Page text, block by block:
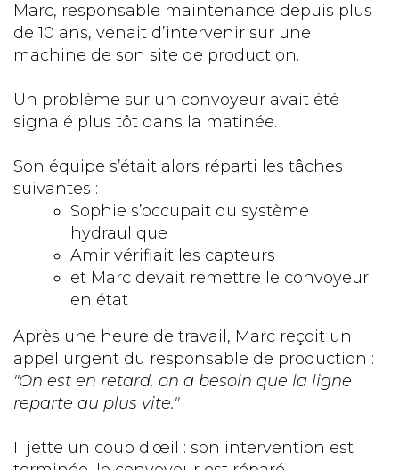
Marc, responsable maintenance depuis plus
de 10 ans, venait d’intervenir sur une
machine de son site de production.
Un problème sur un convoyeur avait été
signalé plus tôt dans la matinée.
Son équipe s’était alors réparti les tâches
suivantes :
Sophie s’occupait du système
hydraulique
Amir vérifiait les capteurs
et Marc devait remettre le convoyeur
en état
Après une heure de travail, Marc reçoit un
appel urgent du responsable de production :
"On est en retard, on a besoin que la ligne
reparte au plus vite."
Il jette un coup d'œil : son intervention est